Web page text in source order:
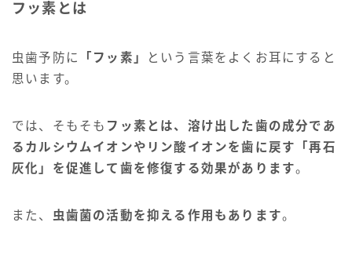
フッ素とは
虫歯予防に 「フッ素」
という言葉をよくお耳にすると
思います。
では、そもそも フッ素とは、溶け出した歯の成分であ
るカルシウムイオンやリン酸イオンを歯に戻す「再石
灰化」を促進して歯を修復する効果があります。
また、 虫歯菌の活動を抑える作用もあります。